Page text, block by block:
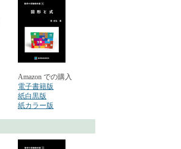
Amazon での購入
電子書籍版
紙白黒版
紙カラー版